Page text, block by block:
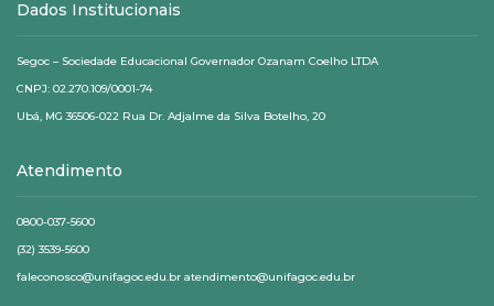
Dados Institucionais
Segoc – Sociedade Educacional Governador Ozanam Coelho LTDA
CNPJ: 02.270.109/0001-74
Ubá, MG 36506-022 Rua Dr. Adjalme da Silva Botelho, 20
Atendimento
0800-037-5600
(32) 3539-5600
faleconosco@unifagoc.edu.br atendimento@unifagoc.edu.br